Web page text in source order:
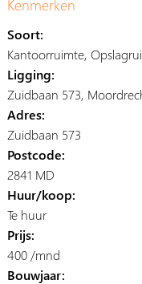
Kenmerken
Soort:
Kantoorruimte,
Ligging:
Zuidbaan 573,
Adres:
Zuidbaan 573
Postcode:
2841 MD
Huur/koop:
Te huur
Prijs:
400 /mnd
Bouwjaar: